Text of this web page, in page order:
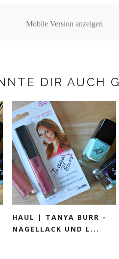
Mobile Version anzeigen
DIR AUCH
HAUL | TANYA BURR -
NAGELLACK UND L...